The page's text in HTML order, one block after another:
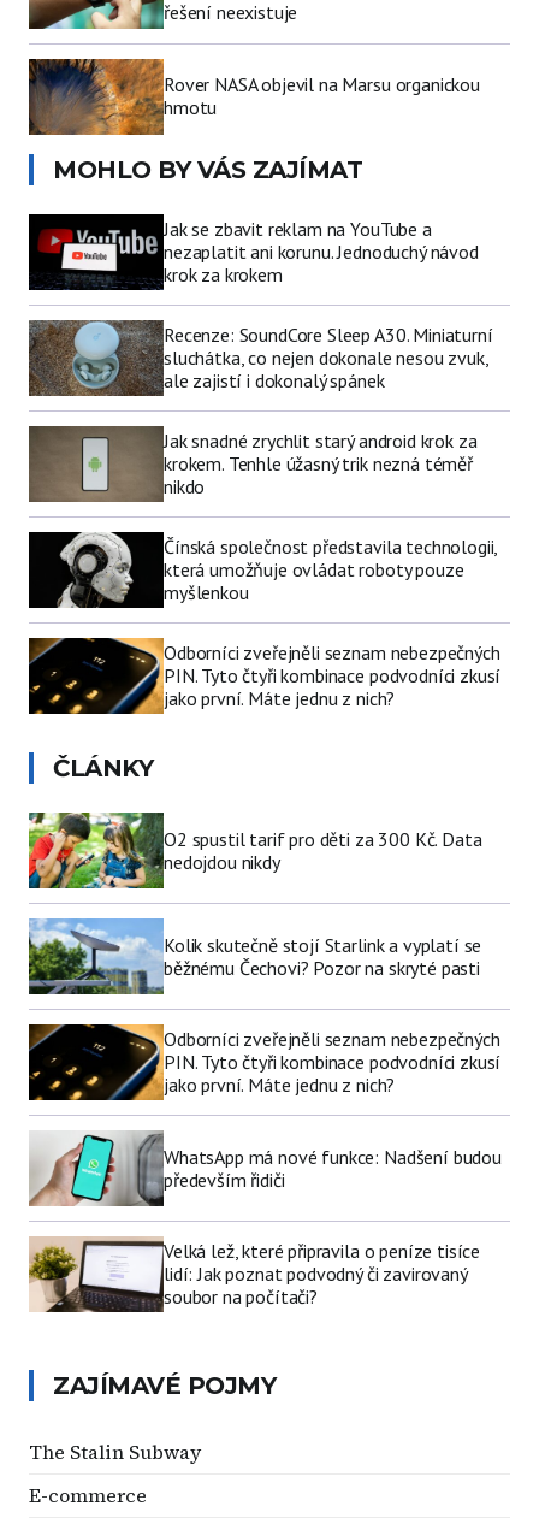
řešení neexistuje
Rover NASA objevil na Marsu organickou
hmotu
MOHLO BY VÁS ZAJÍMAT
Jak se zbavit reklam na YouTube a
nezaplatit ani korunu. Jednoduchý návod
krok za krokem
Recenze: SoundCore Sleep A30. Miniaturní
sluchátka, co nejen dokonale nesou zvuk,
ale zajistí i dokonalý spánek
Jak snadné zrychlit starý android krok za
krokem. Tenhle úžasný trik nezná téměř
nikdo
Čínská společnost představila technologii,
která umožňuje ovládat roboty pouze
myšlenkou
Odborníci zveřejněli seznam nebezpečných
PIN. Tyto čtyři kombinace podvodníci zkusí
jako první. Máte jednu z nich?
ČLÁNKY
O2 spustil tarif pro děti za 300 Kč. Data
nedojdou nikdy
Kolik skutečně stojí Starlink a vyplatí se
běžnému Čechovi? Pozor na skryté pasti
Odborníci zveřejněli seznam nebezpečných
PIN. Tyto čtyři kombinace podvodníci zkusí
jako první. Máte jednu z nich?
WhatsApp má nové funkce: Nadšení budou
především řidiči
Velká lež, které připravila o peníze tisíce
lidí: Jak poznat podvodný či zavirovaný
soubor na počítači?
ZAJÍMAVÉ POJMY
The Stalin Subway
E-commerce